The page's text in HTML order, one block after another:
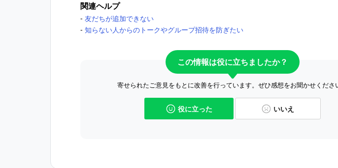
関連ヘルプ
‐ 友だちが追加できない
‐ 知らない人からのトークやグループ招待を防ぎたい
この情報は役に立ちましたか？
寄せられたご意見をもとに改善を行っています。ぜひ感想をお聞かせくださ
役に立った いいえ